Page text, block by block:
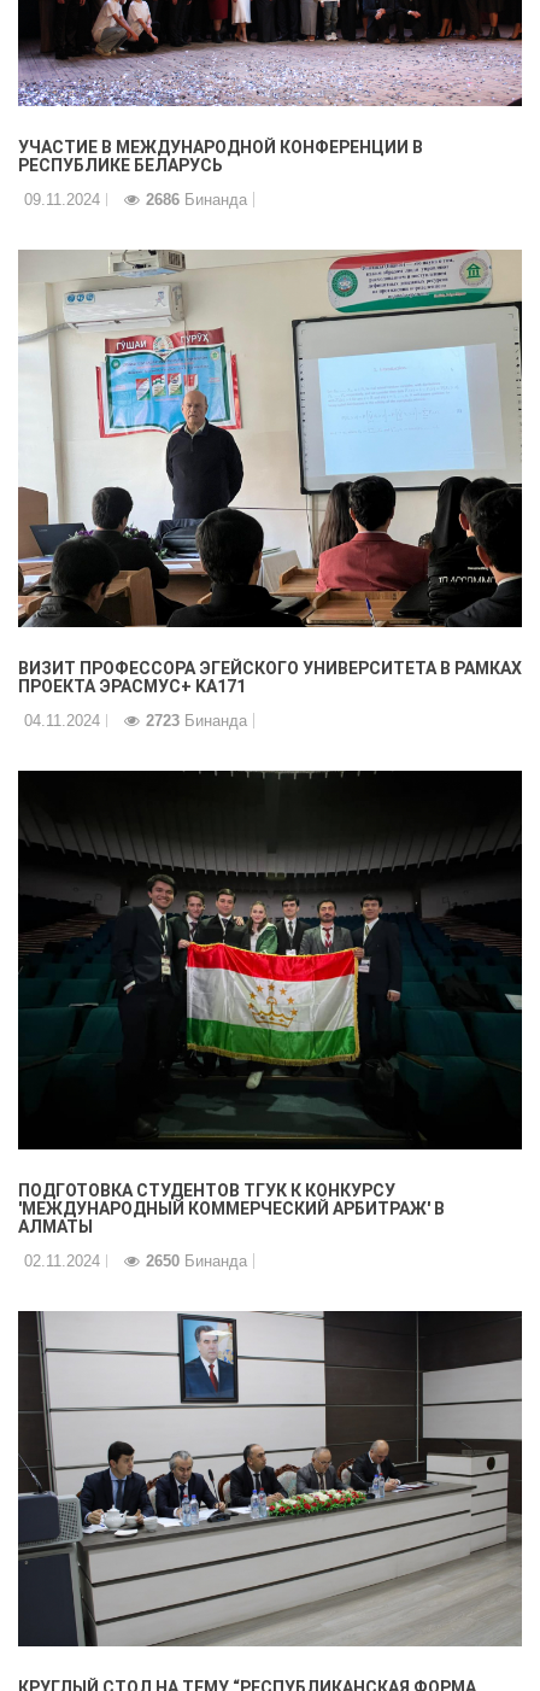
УЧАСТИЕ В МЕЖДУНАРОДНОЙ КОНФЕРЕНЦИИ В
РЕСПУБЛИКЕ БЕЛАРУСЬ
09.11.2024 2686 Бинанда
ВИЗИТ ПРОФЕССОРА ЭГЕЙСКОГО УНИВЕРСИТЕТА В РАМКАХ
ПРОЕКТА ЭРАСМУС+ KA171
04.11.2024 2723 Бинанда
ПОДГОТОВКА СТУДЕНТОВ ТГУК К КОНКУРСУ
'МЕЖДУНАРОДНЫЙ КОММЕРЧЕСКИЙ АРБИТРАЖ' В
АЛМАТЫ
02.11.2024 2650 Бинанда